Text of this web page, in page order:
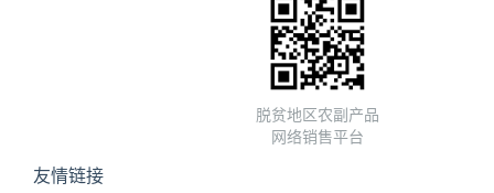
脱贫地区农副产品
网络销售平台
友情链接